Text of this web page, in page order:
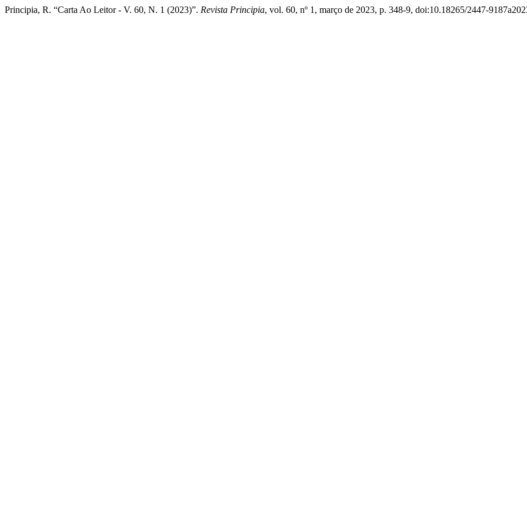
Principia, R. “Carta Ao Leitor - V. 60, N. 1 (2023)”. Revista Principia, vol. 60, nº 1, março de 2023, p. 348-9, doi:10.18265/2447-